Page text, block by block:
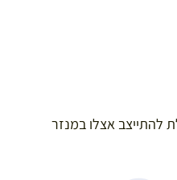
להתייצב אצלו במנזר